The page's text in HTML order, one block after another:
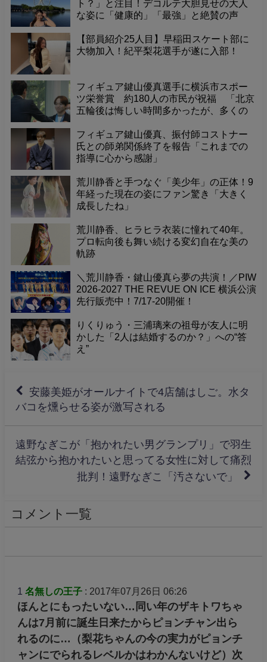
ト？」と注目！デコルテ大胆見せの大人
な姿に「健康的」「最強」と絶賛の声
【部員紹介25人目】早稲田スケート部に
大物加入！紀平梨花選手が遂に入部！
フィギュア鍵山優真選手に横浜市スポー
ツ栄誉賞 約180人の市民が祝福 「北京
五輪後は悔しい時間多かったが、多くの
た」
フィギュア鍵山優真、振付師コストナー
氏との師弟関係終了を報告「これまでの
指導に心から感謝」
荒川静香と手つなぐ「美少年」の正体！9
年経った現在の姿にファン驚き「大きく
成長したね」
荒川静香、ヒラヒラ衣装に憧れて40年。
プロ転向後も舞い続ける変幻自在な美の
軌跡
＼荒川静香・鍵山優真ら夢の共演！／PIW
2026-2027 THE REVUE ON ICE 横浜公演
先行販売中！7/17-20開催！
りくりゅう・三浦璃来の祖母が友人に明
かした「2人は結婚するのか？」への“答
え”
安藤美姫がオールナイトで4店舗はしご。水タ
バコを燻らせる姿が激写される
遠野なぎこが「抱かれたい男グランプリ」で羽生
結弦から抱かれたいと思ってる女性に対して痛烈
批判！遠野なぎこ「汚さないで」
コメント一覧
1 名無しの王子: 2017年07月26日 06:26
ほんとにもったいない…同い年のザキトワちゃ
んは7月前に誕生日来たからピョンチャン出ら
れるのに…（梨花ちゃんの今の実力がピョンチ
ャンにでられるレベルかはわかんないけど）次